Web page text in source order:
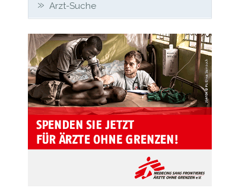
Arzt-Suche